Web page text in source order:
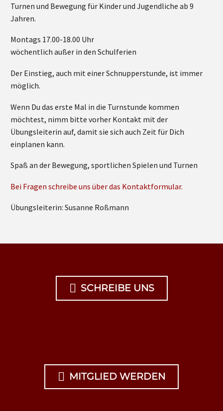
Turnen und Bewegung für Kinder und Jugendliche ab 9
Jahren.
Montags 17.00-18.00 Uhr
wöchentlich außer in den Schulferien
Der Einstieg, auch mit einer Schnupperstunde, ist immer
möglich.
Wenn Du das erste Mal in die Turnstunde kommen
möchtest, nimm bitte vorher Kontakt mit der
Übungsleiterin auf, damit sie sich auch Zeit für Dich
einplanen kann.
Spaß an der Bewegung, sportlichen Spielen und Turnen
Bei Fragen schreibe uns über das Kontaktformular.
Übungsleiterin: Susanne Roßmann
 SCHREIBE UNS
 MITGLIED WERDEN